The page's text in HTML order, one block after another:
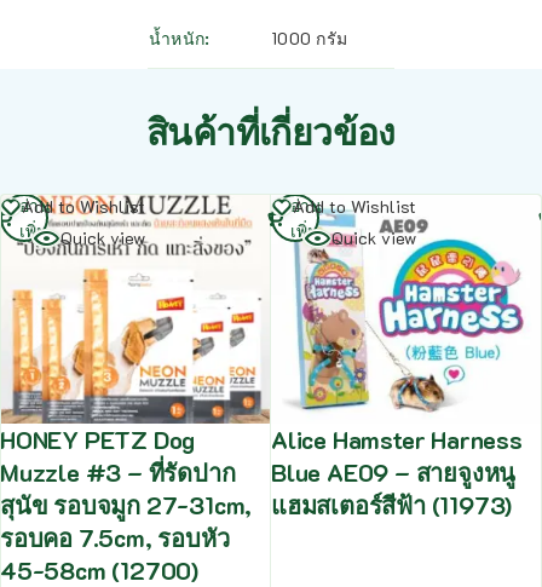
น้ำหนัก 1000 กรัม
สินค้าที่เกี่ยวข้อง
Add to Wishlist
Quick view
HONEY PETZ Dog
Muzzle #3 – ที่รัดปาก
สุนัข รอบจมูก 27-31cm,
รอบคอ 7.5cm, รอบหัว
45-58cm (12700)
อ่าน
เพิ่ม
Add to Wishlist
Quick view
Alice Hamster Harness
Blue AE09 – สายจูงหนู
แฮมสเตอร์สีฟ้า (11973)
อ่าน
เพิ่ม